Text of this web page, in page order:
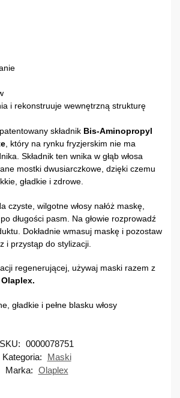
i rekonstruuje wewnętrzną strukturę
składnik Bis-Aminopropyl
, który na rynku fryzjerskim nie ma
Składnik ten wnika w głąb włosa
mostki dwusiarczkowe, dzięki czemu
gładkie i zdrowe.
czyste, wilgotne włosy nałóż maskę,
długości pasm. Na głowie rozprowadź
Dokładnie wmasuj maskę i pozostaw
i przystąp do stylizacji.
regenerującej, używaj maski razem z
Olaplex.
gładkie i pełne blasku włosy
SKU: 0000078751
Kategoria:
Maski
Marka: Olaplex